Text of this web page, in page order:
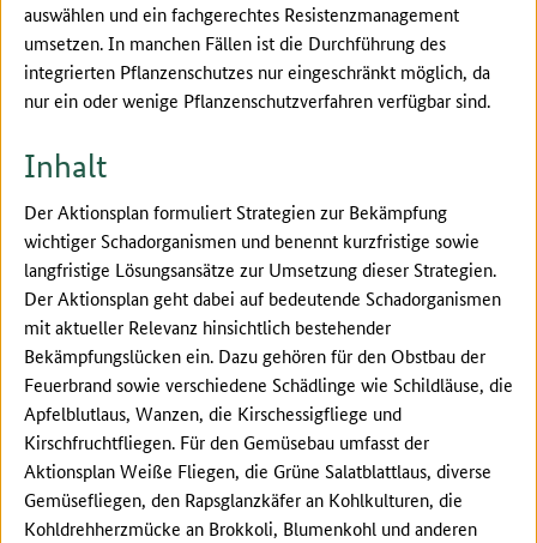
auswählen und ein fachgerechtes Resistenzmanagement
umsetzen. In manchen Fällen ist die Durchführung des
integrierten Pflanzenschutzes nur eingeschränkt möglich, da
nur ein oder wenige Pflanzenschutzverfahren verfügbar sind.
Inhalt
Der Aktionsplan formuliert Strategien zur Bekämpfung
wichtiger Schadorganismen und benennt kurzfristige sowie
langfristige Lösungsansätze zur Umsetzung dieser Strategien.
Der Aktionsplan geht dabei auf bedeutende Schadorganismen
mit aktueller Relevanz hinsichtlich bestehender
Bekämpfungslücken ein. Dazu gehören für den Obstbau der
Feuerbrand sowie verschiedene Schädlinge wie Schildläuse, die
Apfelblutlaus, Wanzen, die Kirschessigfliege und
Kirschfruchtfliegen. Für den Gemüsebau umfasst der
Aktionsplan Weiße Fliegen, die Grüne Salatblattlaus, diverse
Gemüsefliegen, den Rapsglanzkäfer an Kohlkulturen, die
Kohldrehherzmücke an Brokkoli, Blumenkohl und anderen